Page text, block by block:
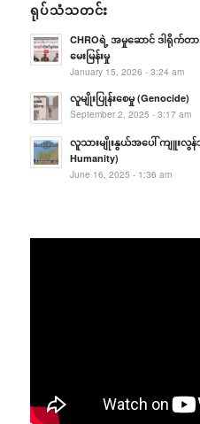
ရုပ်သံသတင်း
CHROရဲ့ အမှုဆောင် ဒါရို
မေးမြန်းမှု
January 15, 2026 - 3:24 am
လူမျိုးပြုန်းစေမှု (Genocide)
September 2, 2025 - 3:17 am
လူသားမျိုးနွယ်အပေါ် ကျူးလွန်
Humanity)
June 16, 2025 - 1:36 am